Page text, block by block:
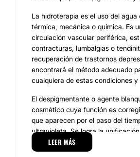
La hidroterapia es el uso del
térmica, mecánica o química. Es
circulación vascular periférica,
contracturas, lumbalgias o
recuperación de trastornos
encontrará el método adecuado
cualquiera de estas condiciones
El despigmentante o agente
cosmético cuya función es
que aparecen por el paso del
ultravioleta. Se logra la
esta, evita la formación de
personal de Bienestar Integral
LEER MÁS